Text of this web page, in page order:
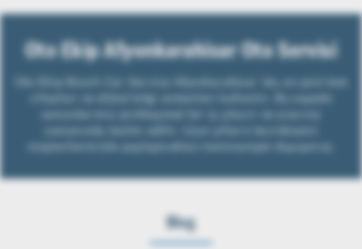
Oto Ekip Afyonkarahisar Oto Servisi
Oto Ekip Bosch Car Service Afyonkarahisar´de, en yeni test
cihazları ve dijital bilgi sistemleri kullanılır. Bu sayede
uzmanlarımız profesyonel bir iş çıkarır ve aracınız
müşterilerimizle paylaşmaktan memnuniyet duyuyoruz.
Blog